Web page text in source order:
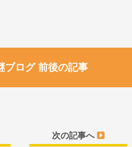
ブログ 前後の記事
次の記事へ